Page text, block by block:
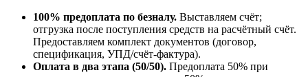
100% предоплата по безналу. Выставляем счёт;
отгрузка после поступления средств на расчётный счёт.
Предоставляем комплект документов (договор,
спецификация, УПД/счёт-фактура).
Оплата в два этапа (50/50). Предоплата 50% при